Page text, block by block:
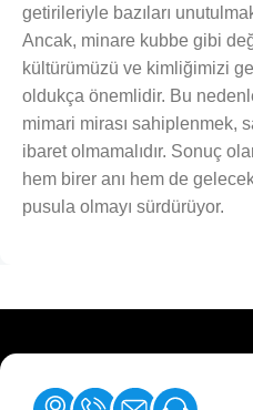
getirileriyle bazıları
Ancak, minare kubbe gibi
kültürümüzü ve kimliğimizi
oldukça önemlidir. Bu
mimari mirası sahiplenmek,
ibaret olmamalıdır. Sonuç
hem birer anı hem de
pusula olmayı sürdürüyor.